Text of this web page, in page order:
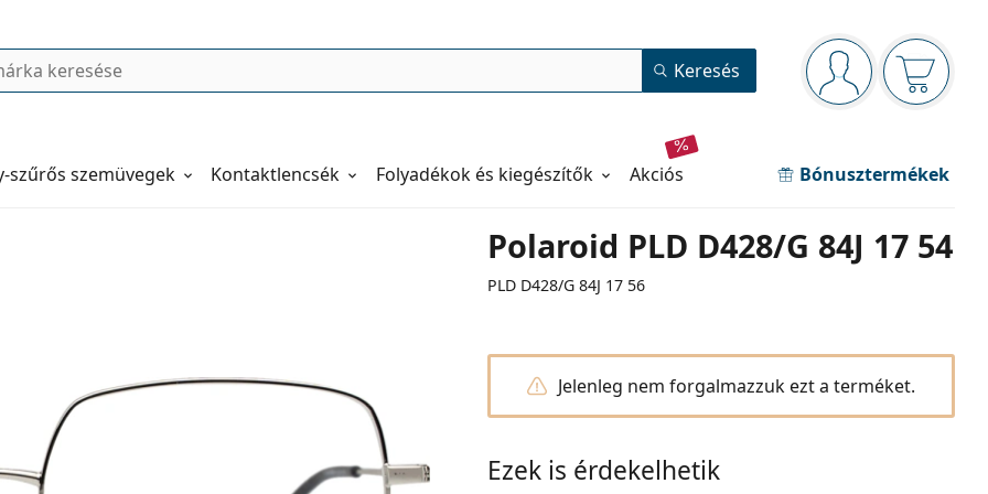
Navigációs panel
Bejelentkezve
Kosara
Keresés
Kontaktlencsék
szűrős szemüvegek Folyadékok és kiegészítők akciós Bónusztermékek
Polaroid PLD D428/G 84J 17 54
PLD D428/G 84J 17 56
Jelenleg nem forgalmazzuk ezt a terméket.
Ezek is érdekelhetik